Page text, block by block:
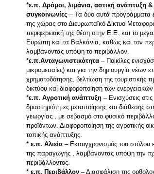
*ε.π. Δρόμοι, λιμάνια, αστική ανάπτυξη
συγκοινωνίες – Τα δύο αυτά προγράμματα
της χώρας στο Διευρωπαϊκό Δίκτυο
περιφερειακή της θέση στην Ε.Ε. και το
Ευρώπη και τα Βαλκάνια, καθώς και τον
λαμβάνοντας υπόψη το περιβάλλον.
*ε.π.Ανταγωνιστικότητα – Ποικίλες
μικρομεσαίες) και για την δημιουργία νέων
χρηματοδότησης, βελτίωση της τουριστικής
δικτύου και διαφοροποίηση των
*ε.π. Αγροτική ανάπτυξη – Ενισχύσεις
δραστηριότητες μεταποίησης και διάθεσης
γεωργίας , με σεβασμό στο φυσικό
προϊόντων. Διαφοροποίηση της αγροτικής
τοπικής ανάπτυξης.
* ε.π. Αλιεία – Εκσυγχρονισμός του στόλου
της παραγωγής , λαμβάνοντας υπόψη την
περιβάλλοντος.
* ε.π. Περιβάλλον – Διασφάλιση της